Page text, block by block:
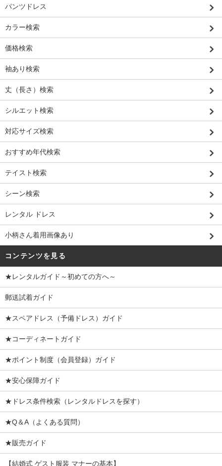
パンツドレス
カラー検索
価格検索
袖あり検索
丈（長さ）検索
シルエット検索
対応サイズ検索
おすすめ年代検索
テイスト検索
シーン検索
レンタル ドレス
小柄さん着用画像あり
コンテンツを見る
★レンタルガイド～初めての方へ～
郵送試着ガイド
★スペアドレス（予備ドレス）ガイド
★コーディネートガイド
★ポイント制度（会員登録）ガイド
★安心保障ガイド
★ドレス条件検索（レンタルドレスを探す）
★Q＆A（よくある質問）
★販売ガイド
【結婚式 ゲスト服装 マナーの基本】